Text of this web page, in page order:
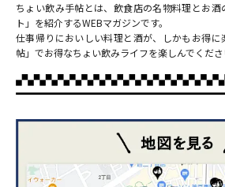
ちょい飲み手帖とは、飲食店の名物料理とお酒
ト」を紹介するWEBマガジンです。
仕事帰りにおいしい料理と酒が、しかもお得
帖」でお得なちょい飲みライフを楽しんでくださ